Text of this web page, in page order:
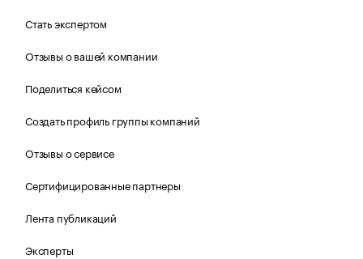
Стать экспертом
Отзывы о вашей компании
Поделиться кейсом
Создать профиль группы компаний
Отзывы о сервисе
Сертифицированные партнеры
Лента публикаций
Эксперты